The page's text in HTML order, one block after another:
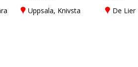
Uppsala, Knivsta
De Lier